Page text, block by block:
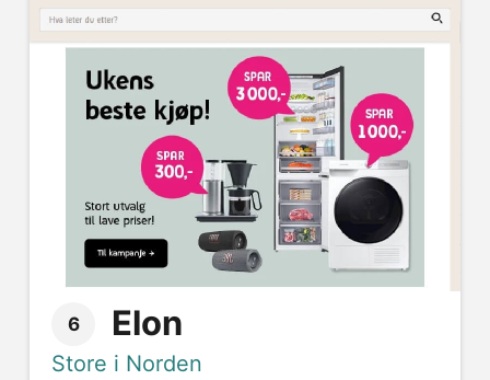
6 Elon
Store i Norden